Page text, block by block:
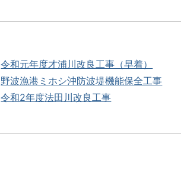
令和元年度才浦川改良工事（早着）
野波漁港ミホシ沖防波堤機能保全工事
令和2年度法田川改良工事